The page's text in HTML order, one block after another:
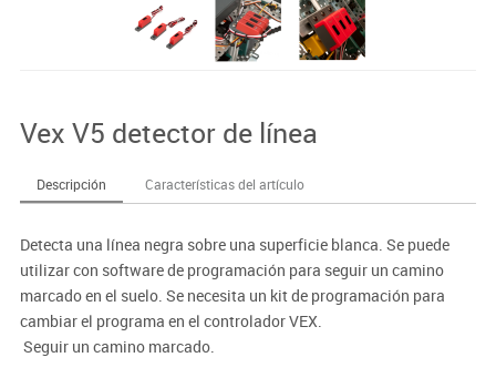
Vex V5 detector de línea
Descripción Características del artículo
Detecta una línea negra sobre una superficie blanca. Se puede
utilizar con software de programación para seguir un camino
marcado en el suelo. Se necesita un kit de programación para
cambiar el programa en el controlador VEX.
 Seguir un camino marcado.